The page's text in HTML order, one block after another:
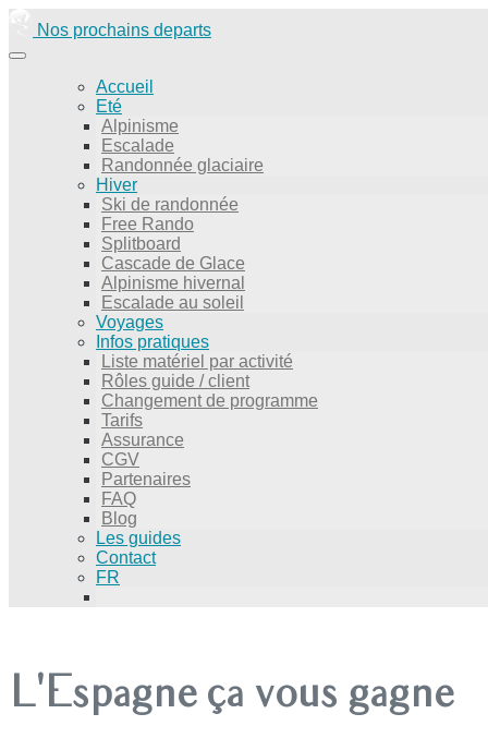
Nos prochains departs
Accueil
Eté
Alpinisme
Escalade
Randonnée glaciaire
Hiver
Ski de randonnée
Free Rando
Splitboard
Cascade de Glace
Alpinisme hivernal
Escalade au soleil
Voyages
Infos pratiques
Liste matériel par activité
Rôles guide / client
Changement de programme
Tarifs
Assurance
CGV
Partenaires
FAQ
Blog
Les guides
Contact
FR
L'Espagne ça vous gagne